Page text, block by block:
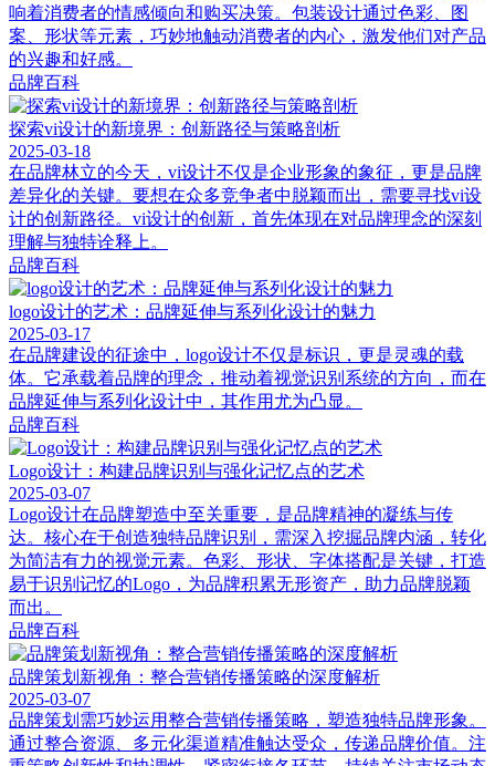
响着消费者的情感倾向和购买决策。包装设计通过色彩、图
案、形状等元素，巧妙地触动消费者的内心，激发他们对产品
的兴趣和好感。
品牌百科
探索vi设计的新境界：创新路径与策略剖析
2025-03-18
在品牌林立的今天，vi设计不仅是企业形象的象征，更是品牌
差异化的关键。要想在众多竞争者中脱颖而出，需要寻找vi设
计的创新路径。vi设计的创新，首先体现在对品牌理念的深刻
理解与独特诠释上。
品牌百科
logo设计的艺术：品牌延伸与系列化设计的魅力
2025-03-17
在品牌建设的征途中，logo设计不仅是标识，更是灵魂的载
体。它承载着品牌的理念，推动着视觉识别系统的方向，而在
品牌延伸与系列化设计中，其作用尤为凸显。
品牌百科
Logo设计：构建品牌识别与强化记忆点的艺术
2025-03-07
Logo设计在品牌塑造中至关重要，是品牌精神的凝练与传
达。核心在于创造独特品牌识别，需深入挖掘品牌内涵，转化
为简洁有力的视觉元素。色彩、形状、字体搭配是关键，打造
易于识别记忆的Logo，为品牌积累无形资产，助力品牌脱颖
而出。
品牌百科
品牌策划新视角：整合营销传播策略的深度解析
2025-03-07
品牌策划需巧妙运用整合营销传播策略，塑造独特品牌形象。
通过整合资源、多元化渠道精准触达受众，传递品牌价值。注